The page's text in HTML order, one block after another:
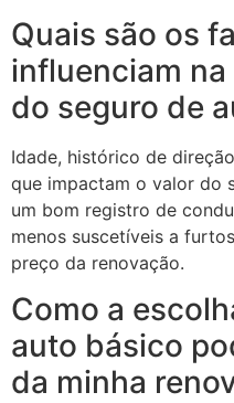
Quais são os
influenciam
do seguro de
Idade, histórico de
que impactam o valor do
um bom registro de
menos suscetíveis a
preço da renovação.
Como a
auto básico
da minha